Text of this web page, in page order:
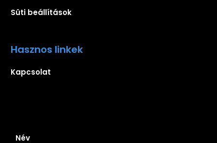
Süti beállítások
Hasznos linkek
Kapcsolat